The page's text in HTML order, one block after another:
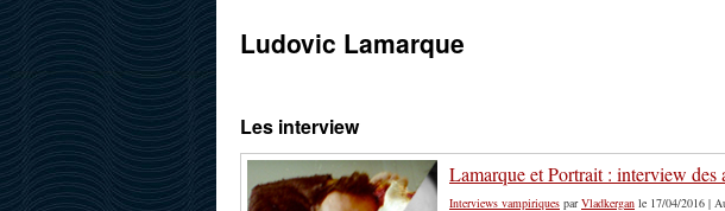
Ludovic Lamarque
Les interview
Lamarque et Portrait : interview des
Interviews vampiriques parVladkergan le 17/04/2016 |